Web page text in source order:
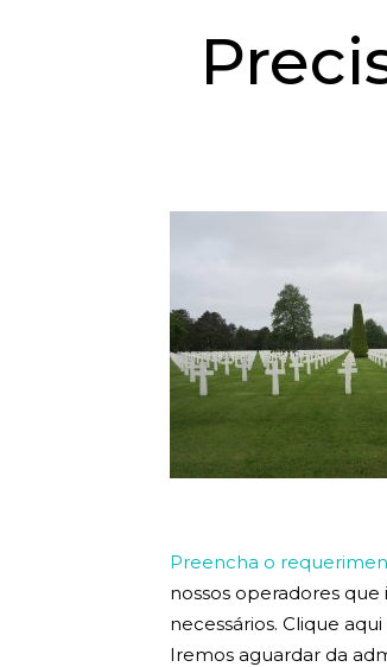
Preencha o
nossos operadores
necessários. Clique
Iremos aguardar da